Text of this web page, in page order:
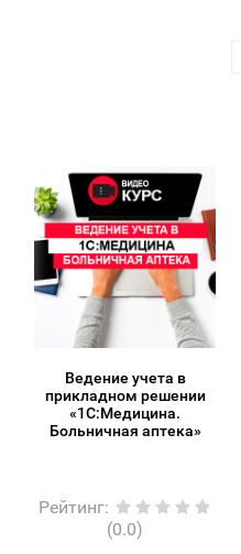
Ведение учета в
прикладном решении
«1С:Медицина.
Больничная аптека»
Рейтинг:
(0.0)